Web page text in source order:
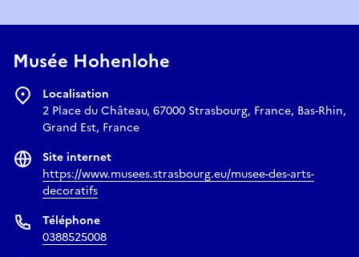
Musée Hohenlohe
Localisation
2 Place du Château, 67000 Strasbourg, France, Bas-Rhin,
Grand Est, France
Site internet
https://www.musees.strasbourg.eu/musee-des-arts-
decoratifs
Téléphone
0388525008